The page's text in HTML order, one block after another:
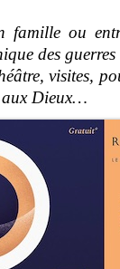
famille ou
des
visites,
aux Dieux…